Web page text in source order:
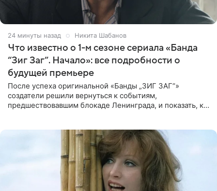
24 минуты назад Никита Шабанов
Что известно о 1-м сезоне сериала «Банда
“Зиг Заг”. Начало»: все подробности о
будущей премьере
После успеха оригинальной «Банды „ЗИГ ЗАГ“»
создатели решили вернуться к событиям,
предшествовавшим блокаде Ленинграда, и показать, как